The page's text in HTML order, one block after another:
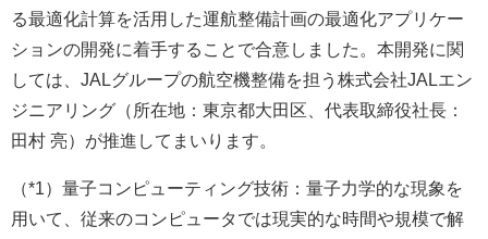
る最適化計算を活用した運航整備計画の最適化アプリケー
ションの開発に着手することで合意しました。本開発に関
しては、JALグループの航空機整備を担う株式会社JALエン
ジニアリング（所在地：東京都大田区、代表取締役社長：
田村 亮）が推進してまいります。
（*1）量子コンピューティング技術：量子力学的な現象を
用いて、従来のコンピュータでは現実的な時間や規模で解